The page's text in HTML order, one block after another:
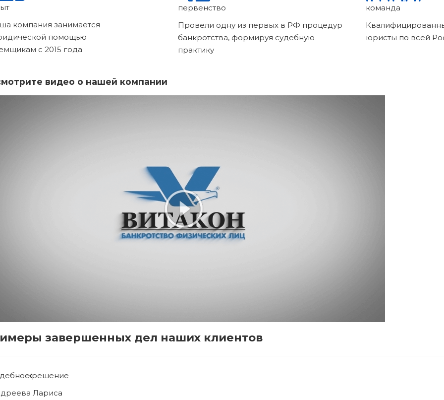
компания занимается
помощью
с 2015 года
первенство
Провели одну из первых в РФ процедур
банкротства, формируя судебную
практику
команда
юристы по всей
видео о нашей компании
завершенных дел наших клиентов
решение
Людмила